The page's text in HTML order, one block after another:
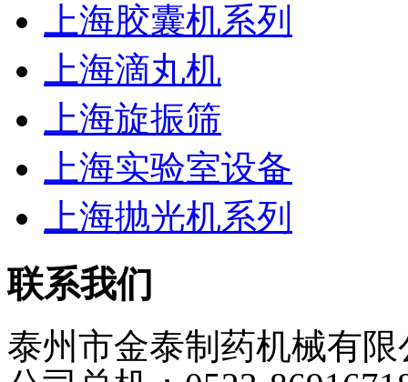
上海胶囊机系列
上海滴丸机
上海旋振筛
上海实验室设备
上海抛光机系列
联系我们
泰州市金泰制药机械有限